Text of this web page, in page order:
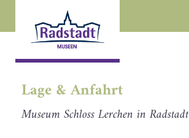
Lage & Anfahrt
Museum Schloss Lerchen in Radstadt